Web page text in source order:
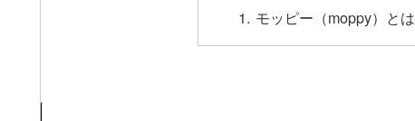
モッピー（moppy）とは